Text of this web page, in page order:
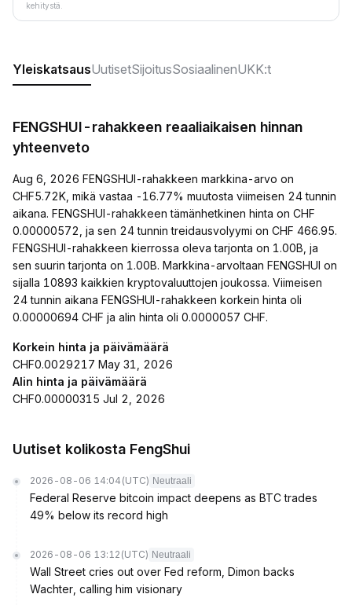
kehitystä.
YleiskatsausUutisetSijoitusSosiaalinenUKK:t
FENGSHUI-rahakkeen reaaliaikaisen hinnan
yhteenveto
Aug 6, 2026 FENGSHUI-rahakkeen markkina-arvo on
CHF5.72K, mikä vastaa -16.77% muutosta viimeisen 24 tunnin
aikana. FENGSHUI-rahakkeen tämänhetkinen hinta on CHF
0.00000572, ja sen 24 tunnin treidausvolyymi on CHF 466.95.
FENGSHUI-rahakkeen kierrossa oleva tarjonta on 1.00B, ja
sen suurin tarjonta on 1.00B. Markkina-arvoltaan FENGSHUI on
sijalla 10893 kaikkien kryptovaluuttojen joukossa. Viimeisen
24 tunnin aikana FENGSHUI-rahakkeen korkein hinta oli
0.00000694 CHF ja alin hinta oli 0.0000057 CHF.
Korkein hinta ja päivämäärä
CHF0.0029217 May 31, 2026
Alin hinta ja päivämäärä
CHF0.00000315 Jul 2, 2026
Uutiset kolikosta FengShui
2026-08-06 14:04 (UTC) Neutraali
Federal Reserve bitcoin impact deepens as BTC trades
49% below its record high
2026-08-06 13:12 (UTC) Neutraali
Wall Street cries out over Fed reform, Dimon backs
Wachter, calling him visionary